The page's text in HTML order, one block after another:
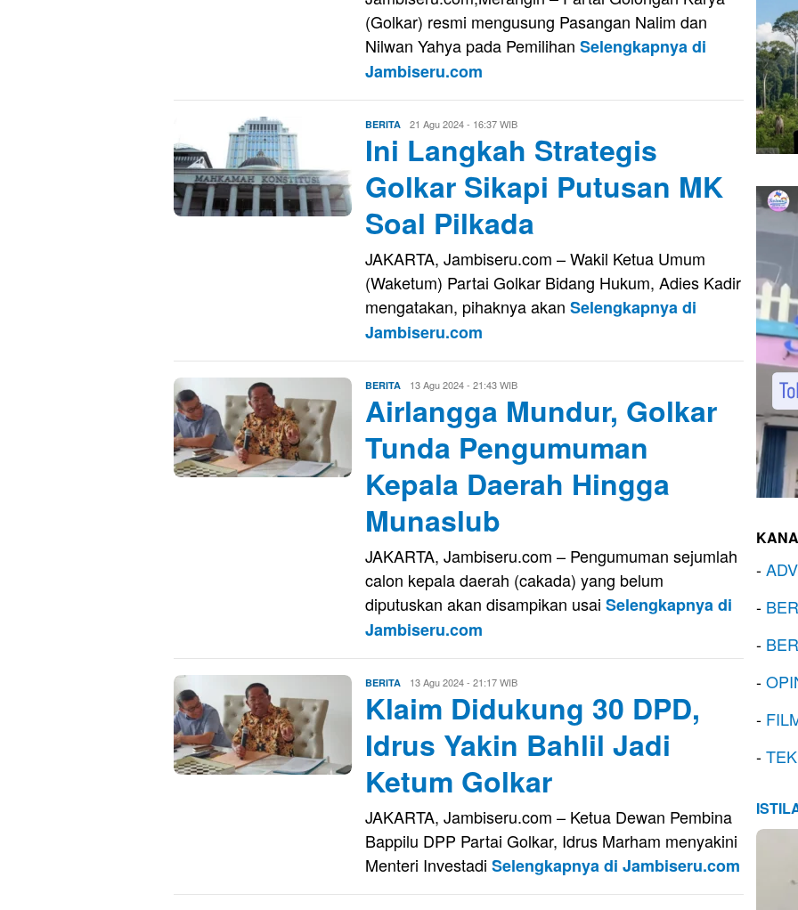
(Golkar) resmi mengusung Pasangan Nalim dan
Nilwan Yahya pada Pemilihan Selengkapnya di
Jambiseru.com
BERITA Evo
Kusnady
21 Agu 2024 - 16:37 WIB
Ini Langkah Strategis
Golkar Sikapi Putusan MK
Soal Pilkada
JAKARTA, Jambiseru.com – Wakil Ketua Umum
(Waketum) Partai Golkar Bidang Hukum, Adies Kadir
mengatakan, pihaknya akan Selengkapnya di
Jambiseru.com
BERITA Evo
Kusnady
13 Agu 2024 - 21:43 WIB
Airlangga Mundur, Golkar
Tunda Pengumuman
Kepala Daerah Hingga
Munaslub
JAKARTA, Jambiseru.com – Pengumuman sejumlah
calon kepala daerah (cakada) yang belum
diputuskan akan disampikan usai Selengkapnya di
Jambiseru.com
BERITA Evo
Kusnady
13 Agu 2024 - 21:17 WIB
Klaim Didukung 30 DPD,
Idrus Yakin Bahlil Jadi
Ketum Golkar
JAKARTA, Jambiseru.com – Ketua Dewan Pembina
Bappilu DPP Partai Golkar, Idrus Marham menyakini
Menteri Investadi Selengkapnya di Jambiseru.com
-
-
-
-
-
-